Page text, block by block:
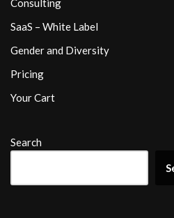
Consulting
SaaS – White Label
Gender and Diversity
Pricing
Your Cart
Search